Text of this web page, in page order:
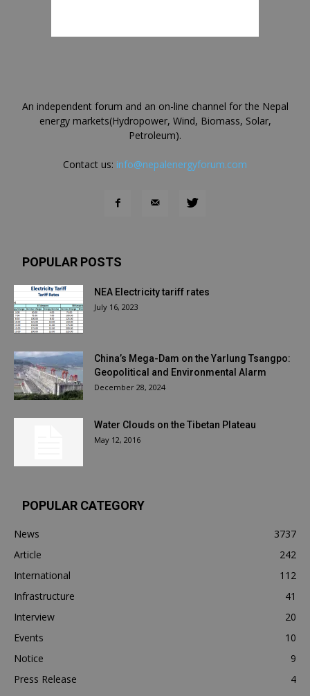
An independent forum and an on-line channel for the Nepal
energy markets(Hydropower, Wind, Biomass, Solar,
Petroleum).
Contact us: info@nepalenergyforum.com
POPULAR POSTS
NEA Electricity tariff rates
July 16, 2023
China’s Mega-Dam on the Yarlung Tsangpo:
Geopolitical and Environmental Alarm
December 28, 2024
Water Clouds on the Tibetan Plateau
May 12, 2016
POPULAR CATEGORY
News
3737
Article
242
International
112
Infrastructure
41
Interview
20
Events
10
Notice
9
Press Release
4